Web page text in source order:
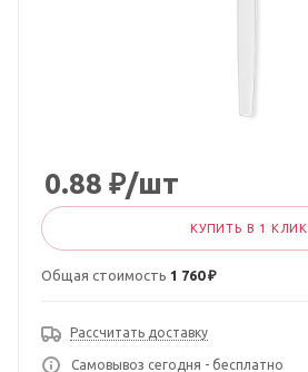
0.88 ₽/шт
КУПИТЬ В 1 КЛИК
Общая стоимость 1 760 ₽
Рассчитать доставку
Самовывоз сегодня - бесплатно